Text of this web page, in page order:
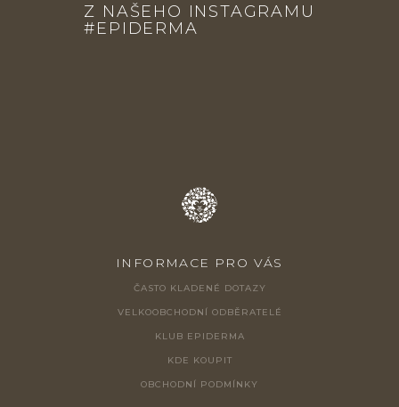
Z NAŠEHO INSTAGRAMU
#EPIDERMA
INFORMACE PRO VÁS
ČASTO KLADENÉ DOTAZY
VELKOOBCHODNÍ ODBĚRATELÉ
KLUB EPIDERMA
KDE KOUPIT
OBCHODNÍ PODMÍNKY